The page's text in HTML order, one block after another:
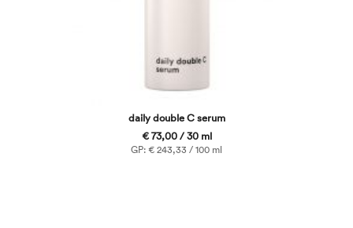
daily double C serum
€ 73,00 / 30 ml
GP: € 243,33 / 100 ml